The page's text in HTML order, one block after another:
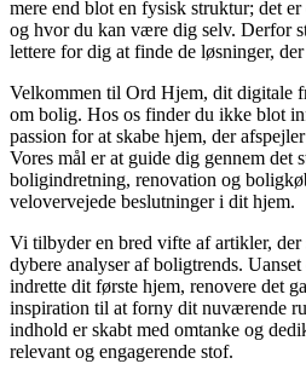
mere end blot en fysisk struktur; det
og hvor du kan være dig selv. Derfor
lettere for dig at finde de løsninger,
Velkommen til Ord Hjem, dit digitale
om bolig. Hos os finder du ikke blot
passion for at skabe hjem, der
Vores mål er at guide dig gennem det
boligindretning, renovation og
velovervejede beslutninger i dit hjem.
Vi tilbyder en bred vifte af artikler,
dybere analyser af boligtrends.
indrette dit første hjem, renovere det
inspiration til at forny dit nuværende
indhold er skabt med omtanke og
relevant og engagerende stof.